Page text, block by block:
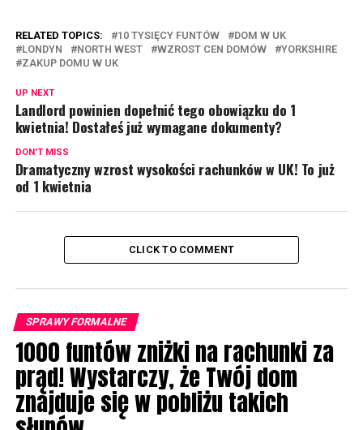
RELATED TOPICS: 10 TYSIĘCY FUNTÓW
DOM W UK
LONDYN
NORTH WEST WZROST CEN DOMÓW
YORKSHIRE
ZAKUP DOMU W UK
UP NEXT
Landlord powinien dopełnić tego obowiązku do 1
kwietnia! Dostałeś już wymagane dokumenty?
DON'T MISS
Dramatyczny wzrost wysokości rachunków w UK! To już
od 1 kwietnia
CLICK TO COMMENT
SPRAWY FORMALNE
1000 funtów zniżki na rachunki za
prąd! Wystarczy, że Twój dom
znajduje się w pobliżu takich